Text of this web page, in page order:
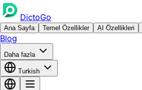
DictoGo
Ana Sayfa Temel Özellikler AI Özellikleri
Blog
Daha fazla
Turkish